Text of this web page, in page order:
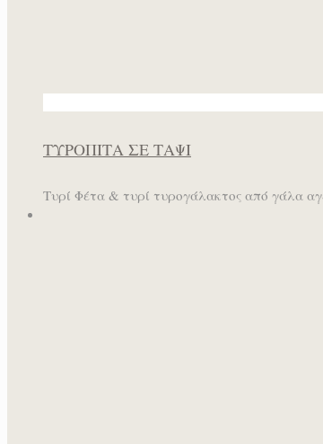
ΤΥΡΟΠΙΤΑ ΣΕ ΤΑΨΙ
Τυρί Φέτα & τυρί τυρογάλακτος από γάλα